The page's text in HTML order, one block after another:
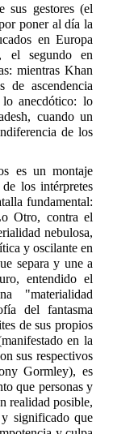
sus gestores (el
poner al día la
en Europa
el segundo en
mientras Khan
ascendencia
anecdótico: lo
cuando un
de los
es un montaje
los intérpretes
fundamental:
Otro, contra el
nebulosa,
y oscilante en
separa y une a
entendido el
"materialidad
del fantasma
de sus propios
en la
sus respectivos
Gormley), es
que personas y
realidad posible,
significado que